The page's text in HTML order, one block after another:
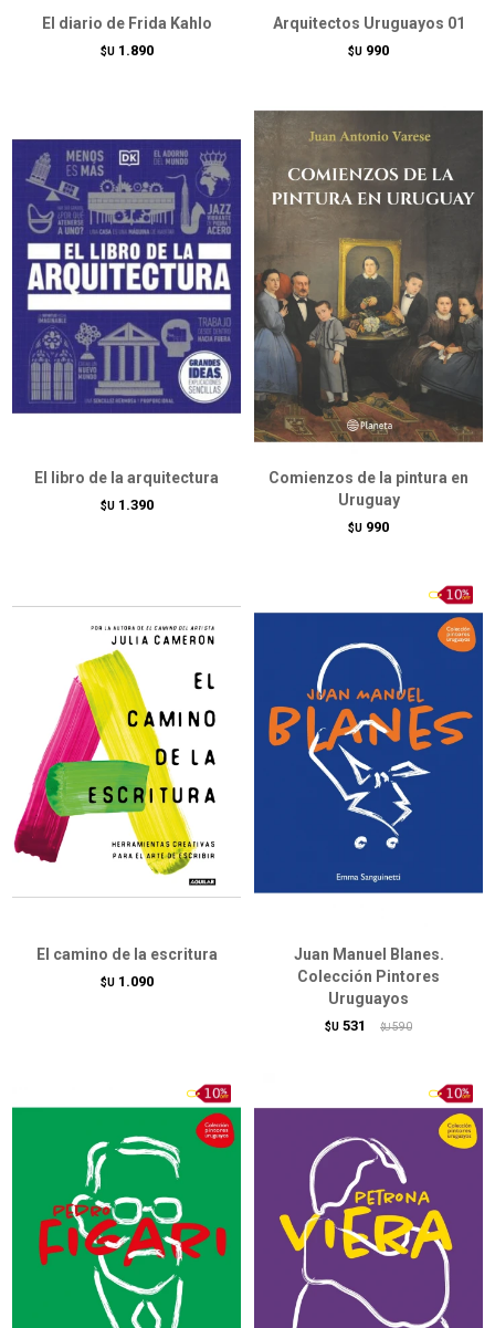
El diario de Frida Kahlo
$U 1.890
Arquitectos Uruguayos 01
$U 990
El libro de la arquitectura
$U 1.390
Comienzos de la pintura en
Uruguay
$U 990
El camino de la escritura
$U 1.090
Juan Manuel Blanes.
Colección Pintores
Uruguayos
$U 531 $U 590